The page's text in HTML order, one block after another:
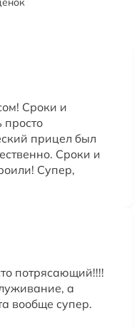
Сроки и
просто
прицел был
Сроки и
Супер,
потрясающий!!!!
а
вообще супер.